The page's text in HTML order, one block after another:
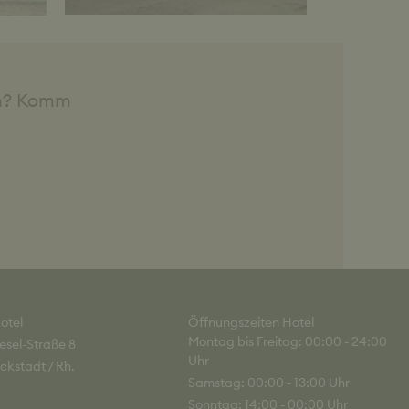
Komm
Straße 8
/ Rh.
Öffnungszeiten Hotel
Montag bis Freitag: 00:00 - 24:00
Uhr
Samstag: 00:00 - 13:00 Uhr
Sonntag: 14:00 - 00:00 Uhr